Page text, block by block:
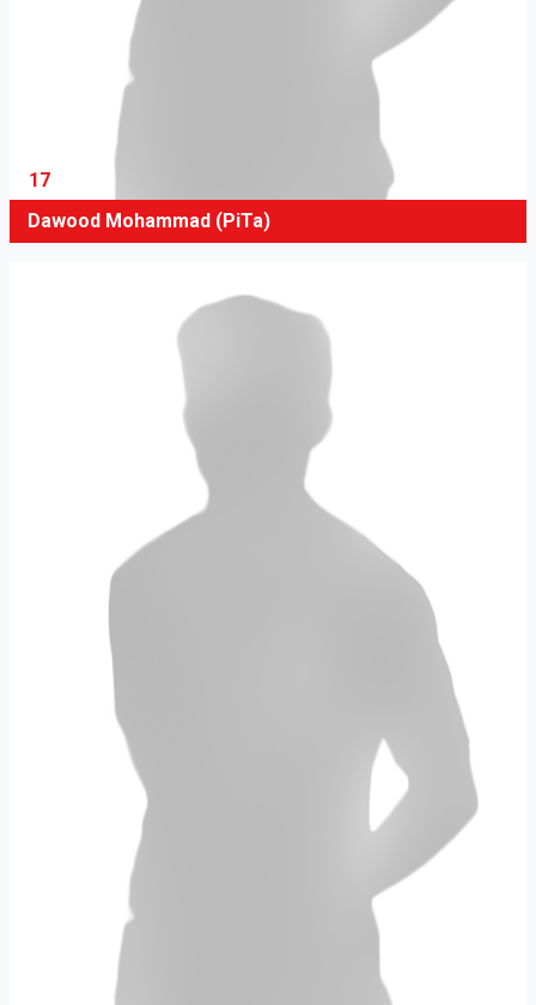
17
Dawood Mohammad (PiTa)